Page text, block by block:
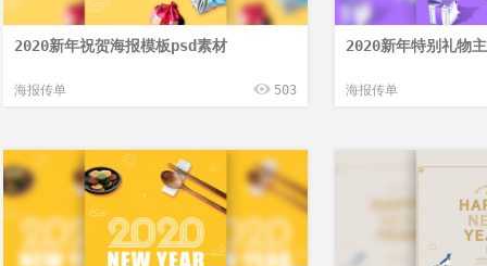
2020新年祝贺海报模板psd素材
海报传单 503
2020新年特别礼物
海报传单